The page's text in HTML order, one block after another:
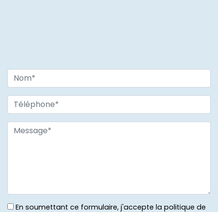
En soumettant ce formulaire, j'accepte la politique de